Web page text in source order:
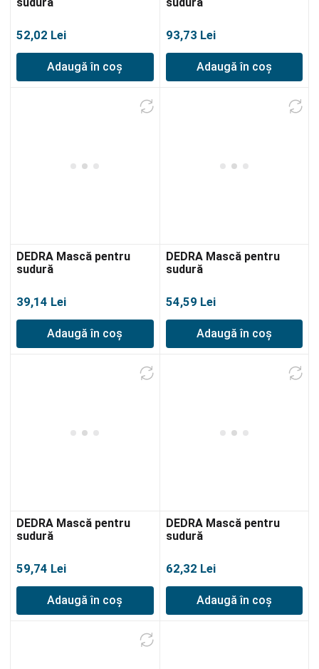
52,02 Lei
Adaugă în coș
93,73 Lei
Adaugă în coș
DEDRA Mască pentru
sudură
39,14 Lei
Adaugă în coș
DEDRA Mască pentru
sudură
54,59 Lei
Adaugă în coș
DEDRA Mască pentru
sudură
59,74 Lei
Adaugă în coș
DEDRA Mască pentru
sudură
62,32 Lei
Adaugă în coș